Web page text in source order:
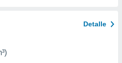
Detalle